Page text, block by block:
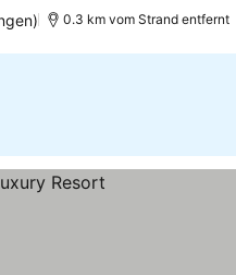
0.3 km vom Strand entfernt